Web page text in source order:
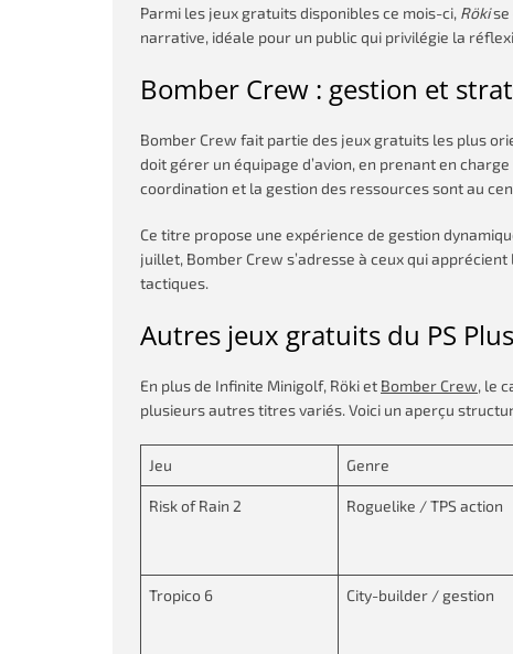
Parmi les jeux gratuits disponibles ce mois-ci, Rökise
narrative, idéale pour un public qui privilégie la
Bomber Crew : gestion et
Bomber Crew fait partie des jeux gratuits les plus
doit gérer un équipage d’avion, en prenant en
coordination et la gestion des ressources sont au
Ce titre propose une expérience de gestion
juillet, Bomber Crew s’adresse à ceux qui
tactiques.
Autres jeux gratuits du PS
En plus de Infinite Minigolf, Röki et Bomber Crew, le
plusieurs autres titres variés. Voici un aperçu
Jeu Genre
Risk of Rain 2 Roguelike / TPS action
Tropico 6 City-builder / gestion